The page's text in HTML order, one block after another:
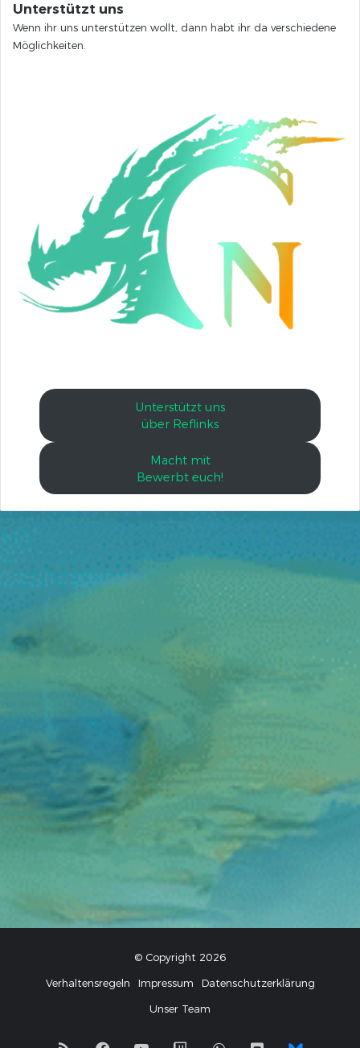
Unterstützt uns
Wenn ihr uns unterstützen wollt, dann habt ihr da verschiedene
Möglichkeiten.
Unterstützt uns
über Reflinks
Macht mit
Bewerbt euch!
© Copyright 2026
Verhaltensregeln
Impressum
Datenschutzerklärung
Unser Team